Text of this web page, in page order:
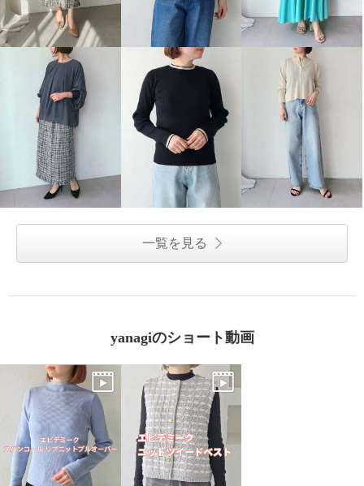
一覧を見る
yanagiのショート動画